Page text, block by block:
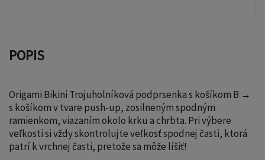
POPIS
Origami Bikini Trojuholníková podprsenka s košíkom B →
s košíkom v tvare push-up, zosilneným spodným
ramienkom, viazaním okolo krku a chrbta. Pri výbere
veľkosti si vždy skontrolujte veľkosť spodnej časti, ktorá
patrí k vrchnej časti, pretože sa môže líšiť!